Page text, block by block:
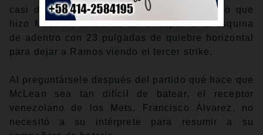
casi dos pies. Pero eso fue exactamente lo que
hizo McLean, lanzando unsweepera la esquina
de adentro con 23 pulgadas de quiebre horizontal
para dejar a Ramos viendo el tercer strike.
Al preguntársele después del partido qué hace que
McLean sea tan difícil de batear, el receptor
venezolano de los Mets, Francisco Álvarez, no
necesitó a su intérprete para resumir a su